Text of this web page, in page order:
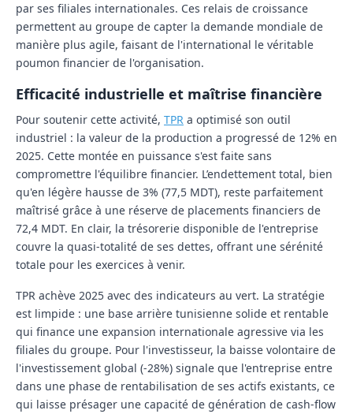
par ses filiales internationales. Ces relais de croissance
permettent au groupe de capter la demande mondiale de
manière plus agile, faisant de l'international le véritable
poumon financier de l'organisation.
Efficacité industrielle et maîtrise financière
Pour soutenir cette activité, TPR a optimisé son outil
industriel : la valeur de la production a progressé de 12% en
2025. Cette montée en puissance s'est faite sans
compromettre l'équilibre financier. L’endettement total, bien
qu'en légère hausse de 3% (77,5 MDT), reste parfaitement
maîtrisé grâce à une réserve de placements financiers de
72,4 MDT. En clair, la trésorerie disponible de l'entreprise
couvre la quasi-totalité de ses dettes, offrant une sérénité
totale pour les exercices à venir.
TPR achève 2025 avec des indicateurs au vert. La stratégie
est limpide : une base arrière tunisienne solide et rentable
qui finance une expansion internationale agressive via les
filiales du groupe. Pour l'investisseur, la baisse volontaire de
l'investissement global (-28%) signale que l'entreprise entre
dans une phase de rentabilisation de ses actifs existants, ce
qui laisse présager une capacité de génération de cash-flow